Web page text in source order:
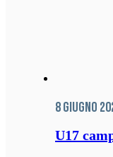
8 Giugno
U17